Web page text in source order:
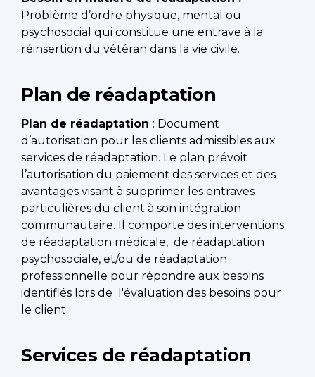
Problème d’ordre physique, mental ou
psychosocial qui constitue une entrave à la
réinsertion du vétéran dans la vie civile.
Plan de réadaptation
Plan de réadaptation : Document
d’autorisation pour les clients admissibles aux
services de réadaptation. Le plan prévoit
l’autorisation du paiement des services et des
avantages visant à supprimer les entraves
particulières du client à son intégration
communautaire. Il comporte des interventions
de réadaptation médicale, de réadaptation
psychosociale, et/ou de réadaptation
professionnelle pour répondre aux besoins
identifiés lors de l'évaluation des besoins pour
le client.
Services de réadaptation